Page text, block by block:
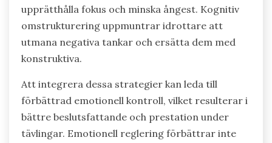
upprätthålla fokus och minska ångest. Kognitiv
omstrukturering uppmuntrar idrottare att
utmana negativa tankar och ersätta dem med
konstruktiva.
Att integrera dessa strategier kan leda till
förbättrad emotionell kontroll, vilket resulterar i
bättre beslutsfattande och prestation under
tävlingar. Emotionell reglering förbättrar inte